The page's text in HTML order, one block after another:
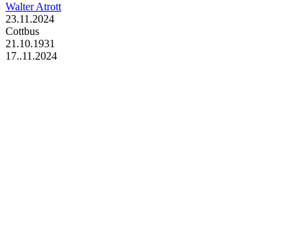
Walter Atrott
23.11.2024
Cottbus
21.10.1931
17..11.2024